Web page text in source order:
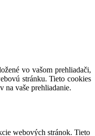
vo vašom prehliadači,
stránku. Tieto cookies
na vaše prehliadanie.
webových stránok. Tieto